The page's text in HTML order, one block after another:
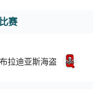
赛
拉迪亚斯海盗